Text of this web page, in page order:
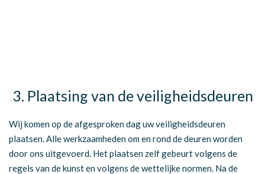
3. Plaatsing van de veiligheidsdeuren
Wij komen op de afgesproken dag uw veiligheidsdeuren
plaatsen. Alle werkzaamheden om en rond de deuren worden
door ons uitgevoerd. Het plaatsen zelf gebeurt volgens de
regels van de kunst en volgens de wettelijke normen. Na de